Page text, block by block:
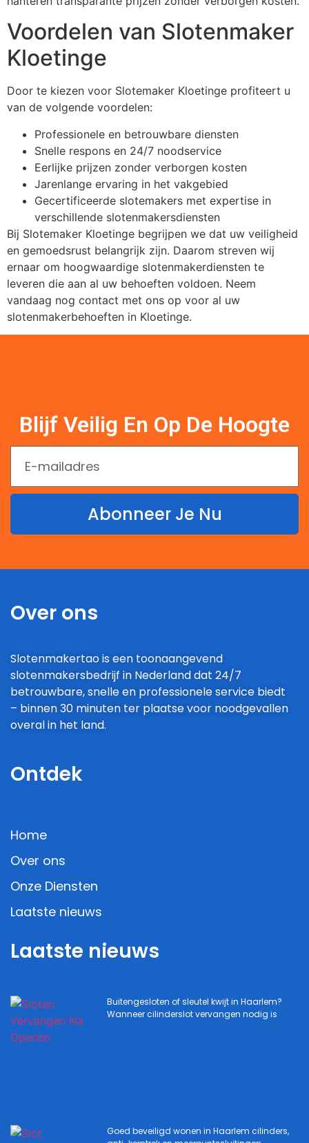
Voordelen van Slotenmaker
Kloetinge
Door te kiezen voor Slotemaker Kloetinge profiteert u
van de volgende voordelen:
Professionele en betrouwbare diensten
Snelle respons en 24/7 noodservice
Eerlijke prijzen zonder verborgen kosten
Jarenlange ervaring in het vakgebied
Gecertificeerde slotemakers met expertise in
verschillende slotenmakersdiensten
Bij Slotemaker Kloetinge begrijpen we dat uw veiligheid
en gemoedsrust belangrijk zijn. Daarom streven wij
ernaar om hoogwaardige slotenmakerdiensten te
leveren die aan al uw behoeften voldoen. Neem
vandaag nog contact met ons op voor al uw
slotenmakerbehoeften in Kloetinge.
Blijf Veilig En Op De Hoogte
Abonneer Je Nu
Over ons
Slotenmakertao is een toonaangevend
slotenmakersbedrijf in Nederland dat 24/7
betrouwbare, snelle en professionele service biedt
– binnen 30 minuten ter plaatse voor noodgevallen
overal in het land.
Ontdek
Home
Over ons
Onze Diensten
Laatste nieuws
Laatste nieuws
Buitengesloten of sleutel kwijt in Haarlem?
Wanneer cilinderslot vervangen nodig is
Goed beveiligd wonen in Haarlem cilinders,